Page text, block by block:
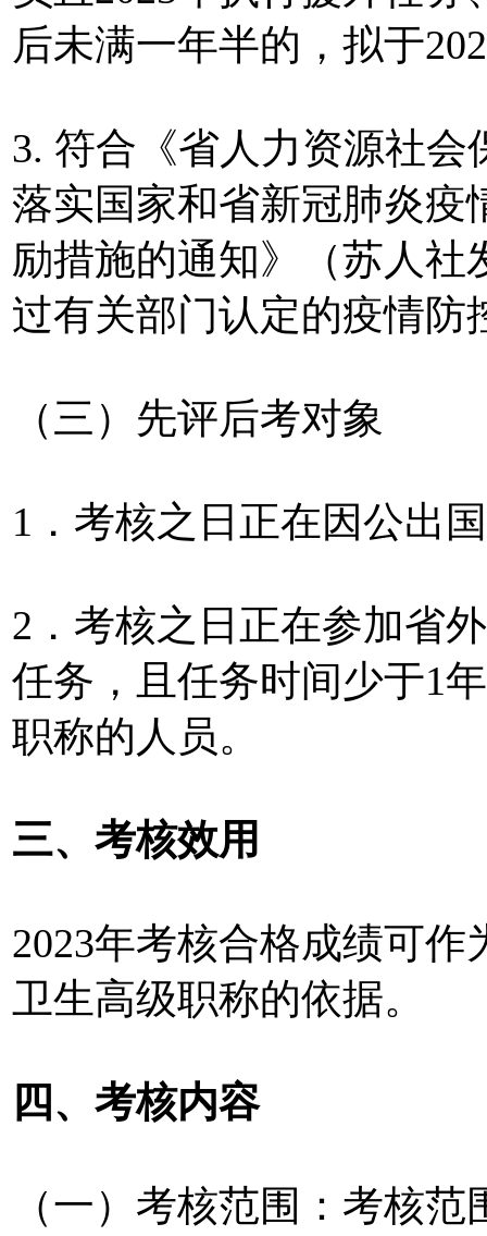
后未满一年半的，拟于
3. 符合《省人力资源社
落实国家和省新冠肺炎疫
励措施的通知》（苏人社
过有关部门认定的疫情防
（三）先评后考对象
1．考核之日正在因公出
2．考核之日正在参加省
任务，且任务时间少于1
职称的人员。
三、考核效用
2023年考核合格成绩可作
卫生高级职称的依据。
四、考核内容
（一）考核范围：考核